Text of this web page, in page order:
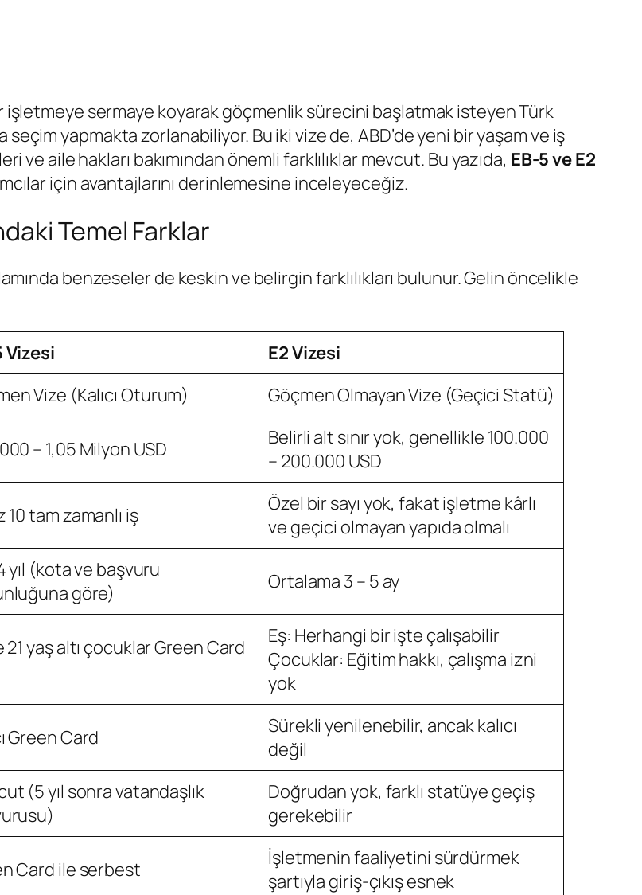
işletmeye sermaye koyarak göçmenlik sürecini başlatmak isteyen Türk
seçim yapmakta zorlanabiliyor. Bu iki vize de, ABD’de yeni bir yaşam ve iş
ve aile hakları bakımından önemli farklılıklar mevcut. Bu yazıda, EB-5 ve E2
için avantajlarını derinlemesine inceleyeceğiz.
Temel Farklar
benzeseler de keskin ve belirgin farklılıkları bulunur. Gelin öncelikle
Vizesi
E2 Vizesi
Vize (Kalıcı Oturum) Göçmen Olmayan Vize (Geçici Statü)
– 1,05 Milyon USD
Belirli alt sınır yok, genellikle 100.000
– 200.000 USD
10 tam zamanlı iş
Özel bir sayı yok, fakat işletme kârlı
ve geçici olmayan yapıda olmalı
yıl (kota ve başvuru
göre)
Ortalama 3 – 5 ay
21 yaş altı çocuklar Green Card
Eş: Herhangi bir işte çalışabilir
Çocuklar: Eğitim hakkı, çalışma izni
yok
Green Card
Sürekli yenilenebilir, ancak kalıcı
değil
(5 yıl sonra vatandaşlık
Doğrudan yok, farklı statüye geçiş
gerekebilir
Card ile serbest
İşletmenin faaliyetini sürdürmek
şartıyla giriş-çıkış esnek